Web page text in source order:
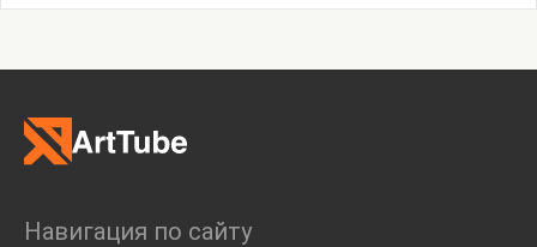
Дискуссия
Пост-релиз
Пресс-конференция
Ярмарка
Навигация по сайту